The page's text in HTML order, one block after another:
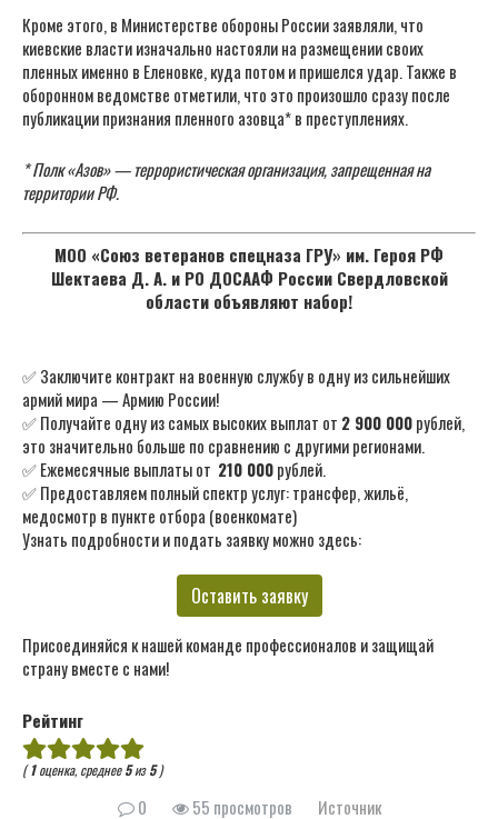
Кроме этого, в Министерстве обороны России заявляли, что
киевские власти изначально настояли на размещении своих
пленных именно в Еленовке, куда потом и пришелся удар. Также в
оборонном ведомстве отметили, что это произошло сразу после
публикации признания пленного азовца* в преступлениях.
* Полк «Азов» — террористическая организация, запрещенная на
территории РФ.
МОО «Союз ветеранов спецназа ГРУ» им. Героя РФ
Шектаева Д. А. и РО ДОСААФ России Свердловской
области объявляют набор!
✅ Заключите контракт на военную службу в одну из сильнейших
армий мира — Армию России!
✅ Получайте одну из самых высоких выплат от 2 900 000рублей,
это значительно больше по сравнению с другими регионами.
✅ Ежемесячные выплаты от 210 000рублей.
✅ Предоставляем полный спектр услуг: трансфер, жильё,
медосмотр в пункте отбора (военкомате)
Узнать подробности и подать заявку можно здесь:
Оставить заявку
Присоединяйся к нашей команде профессионалов и защищай
страну вместе с нами!
Рейтинг
(1оценка, среднее5из5)
0 55 просмотров Источник